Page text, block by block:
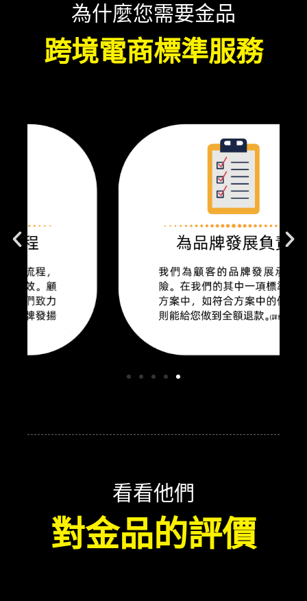
為什麼您需要金品
跨境電商標準服務
看看他們
對金品的評價